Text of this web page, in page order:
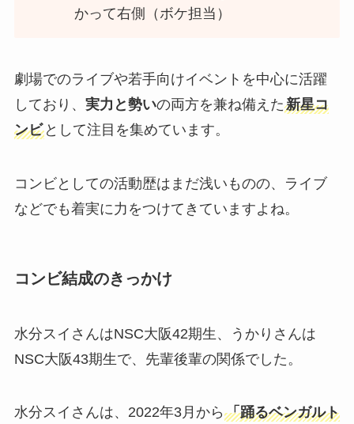
かって右側（ボケ担当）
劇場でのライブや若手向けイベントを中心に活躍
しており、 実力と勢いの両方を兼ね備えた新星コ
ンビとして注目を集めています。
コンビとしての活動歴はまだ浅いものの、ライブ
などでも着実に力をつけてきていますよね。
コンビ結成のきっかけ
水分スイさんはNSC大阪42期生、うかりさんは
NSC大阪43期生で、先輩後輩の関係でした。
水分スイさんは、2022年3月から 「踊るベンガルト